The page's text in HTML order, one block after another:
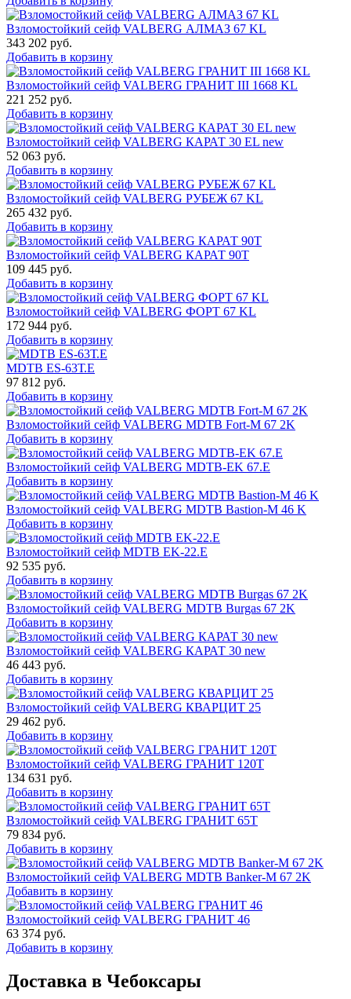
Взломостойкий сейф VALBERG АЛМАЗ 67 KL
343 202 руб.
Добавить в корзину
Взломостойкий сейф VALBERG ГРАНИТ III 1668 KL
221 252 руб.
Добавить в корзину
Взломостойкий сейф VALBERG КАРАТ 30 EL new
52 063 руб.
Добавить в корзину
Взломостойкий сейф VALBERG РУБЕЖ 67 KL
265 432 руб.
Добавить в корзину
Взломостойкий сейф VALBERG КАРАТ 90T
109 445 руб.
Добавить в корзину
Взломостойкий сейф VALBERG ФОРТ 67 KL
172 944 руб.
Добавить в корзину
MDTB ES-63Т.Е
97 812 руб.
Добавить в корзину
Взломостойкий сейф VALBERG MDTB Fort-M 67 2K
Добавить в корзину
Взломостойкий сейф VALBERG MDTB-EK 67.E
Добавить в корзину
Взломостойкий сейф VALBERG MDTB Bastion-M 46 K
Добавить в корзину
Взломостойкий сейф MDTB EK-22.E
92 535 руб.
Добавить в корзину
Взломостойкий сейф VALBERG MDTB Burgas 67 2K
Добавить в корзину
Взломостойкий сейф VALBERG КАРАТ 30 new
46 443 руб.
Добавить в корзину
Взломостойкий сейф VALBERG КВАРЦИТ 25
29 462 руб.
Добавить в корзину
Взломостойкий сейф VALBERG ГРАНИТ 120Т
134 631 руб.
Добавить в корзину
Взломостойкий сейф VALBERG ГРАНИТ 65Т
79 834 руб.
Добавить в корзину
Взломостойкий сейф VALBERG MDTB Banker-M 67 2K
Добавить в корзину
Взломостойкий сейф VALBERG ГРАНИТ 46
63 374 руб.
Добавить в корзину
Доставка в Чебоксары